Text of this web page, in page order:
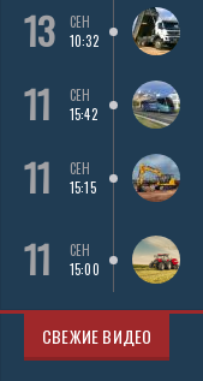
13
СЕН
10:32
11
СЕН
15:42
11
СЕН
15:15
11
СЕН
15:00
СВЕЖИЕ ВИДЕО